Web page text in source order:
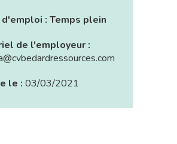
d'emploi : Temps plein
de l'employeur :
le : 03/03/2021